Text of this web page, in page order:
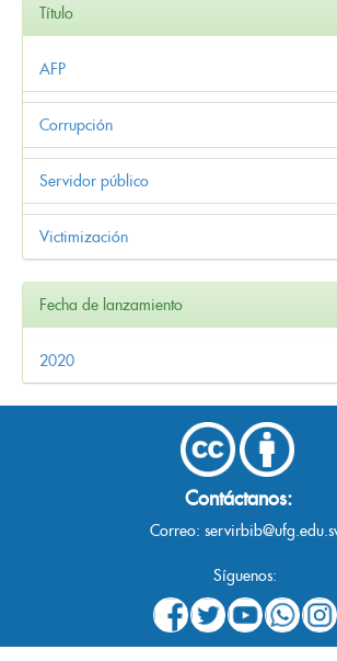
Título
AFP
Corrupción
Servidor público
Victimización
Fecha de lanzamiento
2020
Contáctanos:
Correo:
Síguenos: